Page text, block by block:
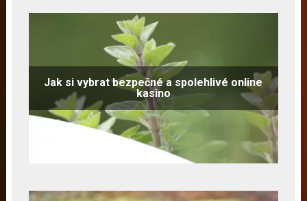
Jak si vybrat bezpečné a spolehlivé online
kasino